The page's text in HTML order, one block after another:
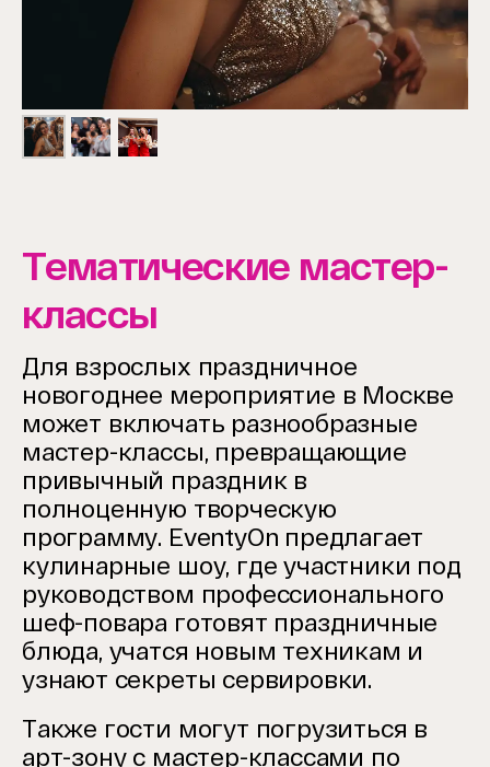
Тематические мастер-
классы
Для взрослых праздничное
новогоднее мероприятие в Москве
может включать разнообразные
мастер-классы, превращающие
привычный праздник в
полноценную творческую
программу. EventyOn предлагает
кулинарные шоу, где участники под
руководством профессионального
шеф-повара готовят праздничные
блюда, учатся новым техникам и
узнают секреты сервировки.
Также гости могут погрузиться в
арт-зону с мастер-классами по